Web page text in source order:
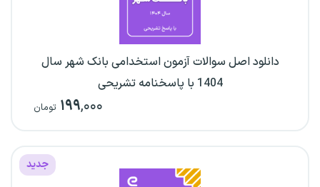
دانلود اصل سوالات آزمون استخدامی بانک شهر سال
1404 با پاسخنامه تشریحی
۱۹۹,۰۰۰ تومان
جدید